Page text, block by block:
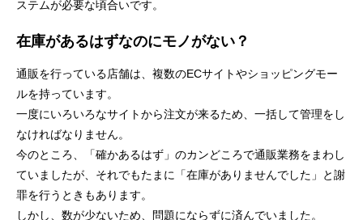
ステムが必要な頃合いです。
在庫があるはずなのにモノがない？
通販を行っている店舗は、複数のECサイトやショッピングモー
ルを持っています。
一度にいろいろなサイトから注文が来るため、一括して管理をし
なければなりません。
今のところ、「確かあるはず」のカンどころで通販業務をまわし
ていましたが、それでもたまに「在庫がありませんでした」と謝
罪を行うときもあります。
しかし、数が少ないため、問題にならずに済んでいました。